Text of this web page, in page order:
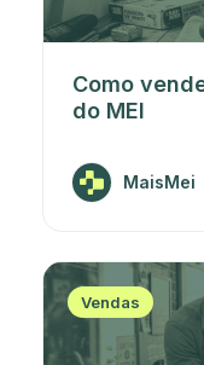
Como
do MEI
MaisMei
Vendas